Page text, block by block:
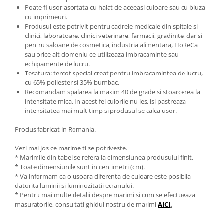
Poate fi usor asortata cu halat de aceeasi culoare sau cu bluza
cu imprimeuri.
Produsul este potrivit pentru cadrele medicale din spitale si
clinici, laboratoare, clinici veterinare, farmacii, gradinite, dar si
pentru saloane de cosmetica, industria alimentara, HoReCa
sau orice alt domeniu ce utilizeaza imbracaminte sau
echipamente de lucru.
Tesatura: tercot special creat pentru imbracamintea de lucru,
cu 65% poliester si 35% bumbac.
Recomandam spalarea la maxim 40 de grade si stoarcerea la
intensitate mica. In acest fel culorile nu ies, isi pastreaza
intensitatea mai mult timp si produsul se calca usor.
Produs fabricat in Romania.
Vezi mai jos ce marime ti se potriveste.
* Marimile din tabel se refera la dimensiunea produsului finit.
* Toate dimensiunile sunt in centimetri (cm).
* Va informam ca o usoara diferenta de culoare este posibila
datorita luminii si luminozitatii ecranului.
* Pentru mai multe detalii despre marimi si cum se efectueaza
masuratorile, consultati ghidul nostru de marimiAICI.